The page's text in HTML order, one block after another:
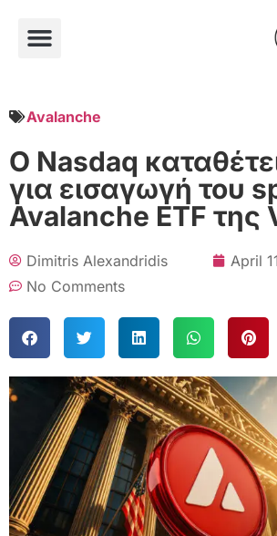
Avalanche
Ο Nasdaq
για εισαγωγή του
Avalanche ETF της
Dimitris Alexandridis
April
No Comments